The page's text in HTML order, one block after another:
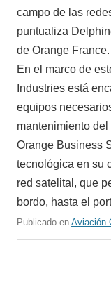
campo de las
puntualiza
de Orange France.
En el marco de
Industries está
equipos
mantenimiento
Orange Business
tecnológica en su
red satelital, que
bordo, hasta el
Publicado en Aviación